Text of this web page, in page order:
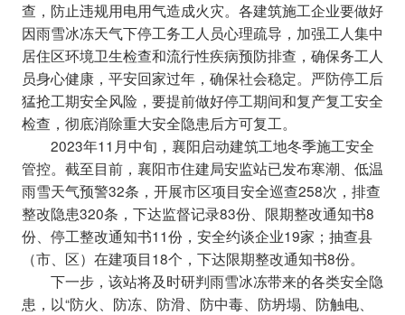
查，防止违规用电用气造成火灾。各建筑施工企业要做好
因雨雪冰冻天气下停工务工人员心理疏导，加强工人集中
居住区环境卫生检查和流行性疾病预防排查，确保务工人
员身心健康，平安回家过年，确保社会稳定。严防停工后
猛抢工期安全风险，要提前做好停工期间和复产复工安全
检查，彻底消除重大安全隐患后方可复工。
2023年11月中旬，襄阳启动建筑工地冬季施工安全
管控。截至目前，襄阳市住建局安监站已发布寒潮、低温
雨雪天气预警32条，开展市区项目安全巡查258次，排查
整改隐患320条，下达监督记录83份、限期整改通知书8
份、停工整改通知书11份，安全约谈企业19家；抽查县
（市、区）在建项目18个，下达限期整改通知书8份。
下一步，该站将及时研判雨雪冰冻带来的各类安全隐
患，以“防火、防冻、防滑、防中毒、防坍塌、防触电、